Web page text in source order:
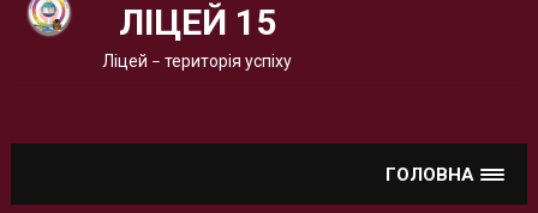
ЛІЦЕЙ 15
Ліцей – територія успіху
ГОЛОВНА